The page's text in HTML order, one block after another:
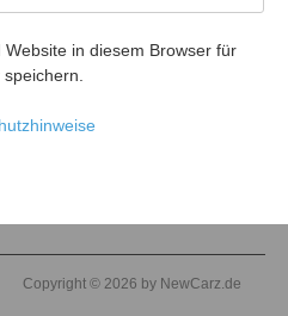
in diesem Browser für
Copyright © 2026 by NewCarz.de